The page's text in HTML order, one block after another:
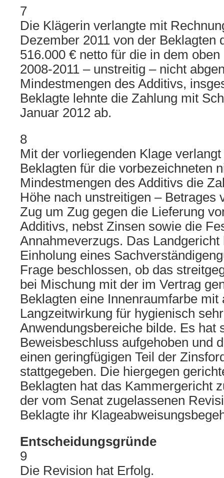
7
Die Klägerin verlangte mit
Dezember 2011 von der Beklagten
516.000 € netto für die in dem
2008-2011 – unstreitig – nicht
Mindestmengen des Additivs,
Beklagte lehnte die Zahlung mit
Januar 2012 ab.
8
Mit der vorliegenden Klage
Beklagten für die vorbezeichneten
Mindestmengen des Additivs die
Höhe nach unstreitigen – Betrages
Zug um Zug gegen die Lieferung
Additivs, nebst Zinsen sowie die
Annahmeverzugs. Das Landgericht
Einholung eines
Frage beschlossen, ob das
bei Mischung mit der im Vertrag
Beklagten eine Innenraumfarbe mit
Langzeitwirkung für hygienisch
Anwendungsbereiche bilde. Es hat
Beweisbeschluss aufgehoben und
einen geringfügigen Teil der
stattgegeben. Die hiergegen
Beklagten hat das Kammergericht
der vom Senat zugelassenen
Beklagte ihr
Entscheidungsgründe
9
Die Revision hat Erfolg.